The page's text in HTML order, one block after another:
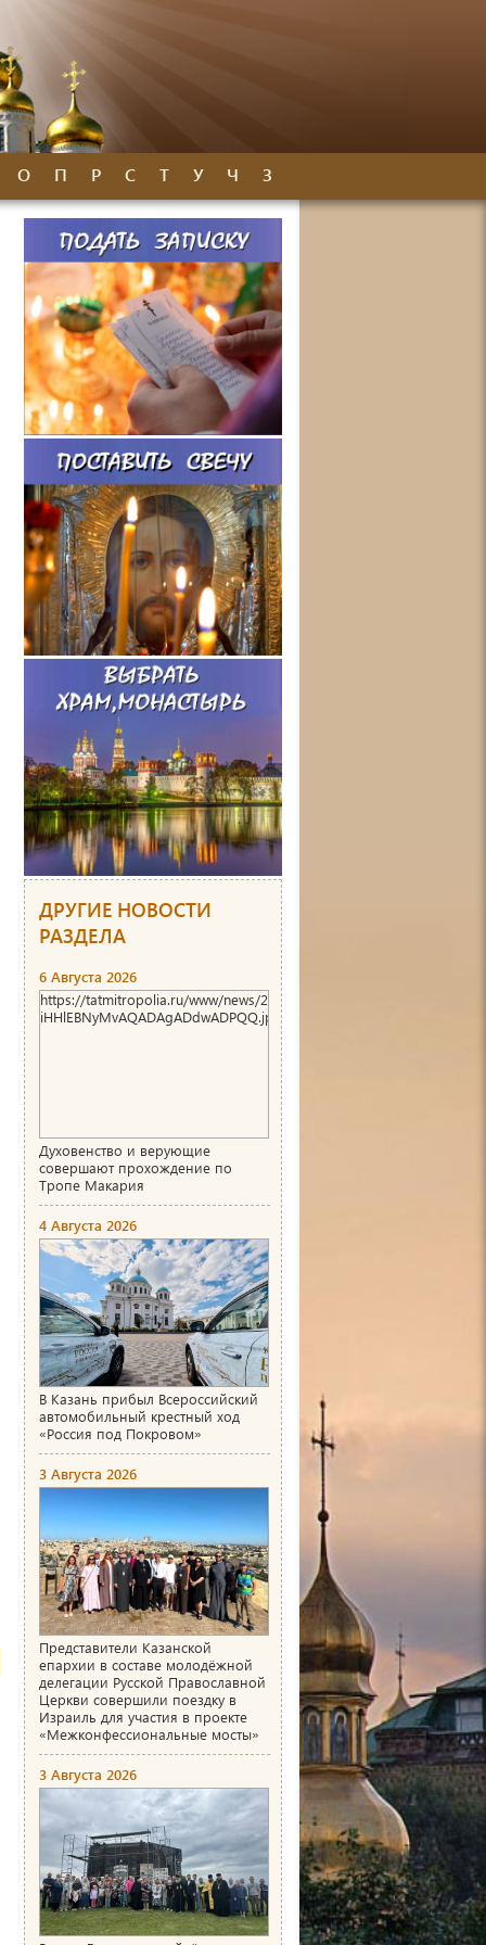
О П Р С Т У Ч З
ДРУГИЕ НОВОСТИ
РАЗДЕЛА
6 Августа 2026
https://tatmitropolia.ru/www/news/2026/8/
iHHlEBNyMvAQADAgADdwADPQQ.jpg
Духовенство и верующие
совершают прохождение по
Тропе Макария
4 Августа 2026
В Казань прибыл Всероссийский
автомобильный крестный ход
«Россия под Покровом»
3 Августа 2026
Представители Казанской
епархии в составе молодёжной
делегации Русской Православной
Церкви совершили поездку в
Израиль для участия в проекте
«Межконфессиональные мосты»
3 Августа 2026